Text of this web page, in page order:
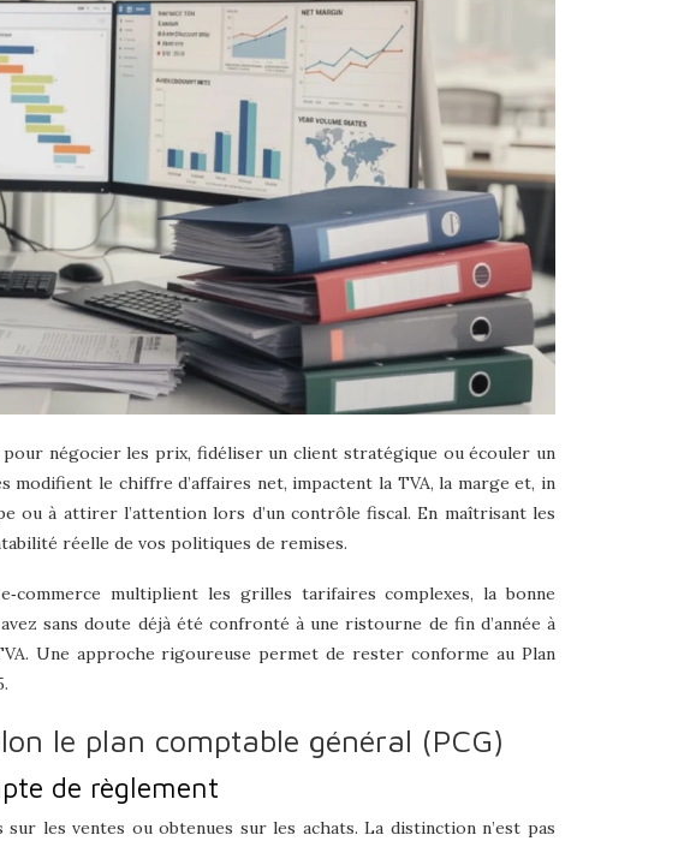
négocier les prix, fidéliser un client stratégique ou écouler un
le chiffre d’affaires net, impactent la TVA, la marge et, in
à attirer l’attention lors d’un contrôle fiscal. En maîtrisant les
réelle de vos politiques de remises.
multiplient les grilles tarifaires complexes, la bonne
sans doute déjà été confronté à une ristourne de fin d’année à
Une approche rigoureuse permet de rester conforme au Plan
le plan comptable général (PCG)
de règlement
sur les ventes ou obtenues sur les achats. La distinction n’est pas